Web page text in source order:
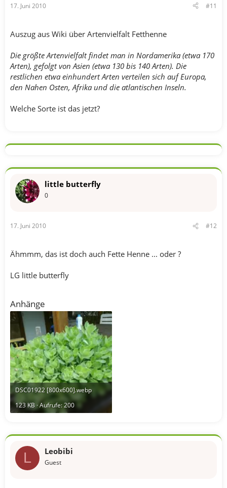
17. Juni 2010 #11
Auszug aus Wiki über Artenvielfalt Fetthenne
Die größte Artenvielfalt findet man in Nordamerika (etwa 170
Arten), gefolgt von Asien (etwa 130 bis 140 Arten). Die
restlichen etwa einhundert Arten verteilen sich auf Europa,
den Nahen Osten, Afrika und die atlantischen Inseln.
Welche Sorte ist das jetzt?
little butterfly
0
17. Juni 2010 #12
Ähmmm, das ist doch auch Fette Henne ... oder ?
LG little butterfly
Anhänge
DSC01922 [800x600].webp
123 KB · Aufrufe: 200
L Leobibi
Guest